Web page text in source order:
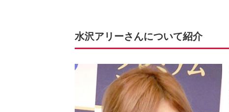
水沢アリーさんについて紹介